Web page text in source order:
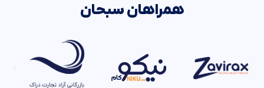
همراهان سبحان